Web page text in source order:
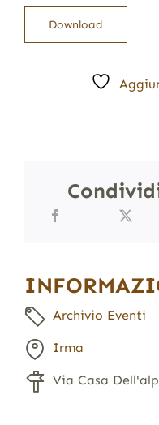
Download
Archivio Eventi
Irma
Via Casa